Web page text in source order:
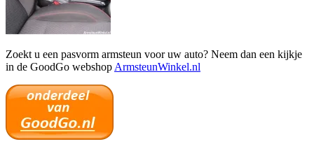
Zoekt u een pasvorm armsteun voor uw auto? Neem dan een kijkje
in de GoodGo webshop ArmsteunWinkel.nl